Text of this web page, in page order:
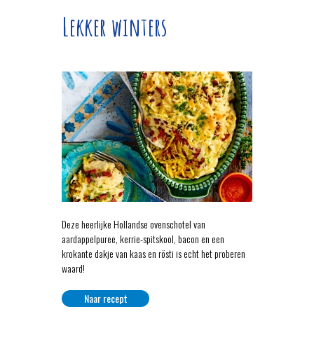
Lekker winters
Deze heerlijke Hollandse ovenschotel van
aardappelpuree, kerrie-spitskool, bacon en een
krokante dakje van kaas en rösti is echt het proberen
waard!
Naar recept